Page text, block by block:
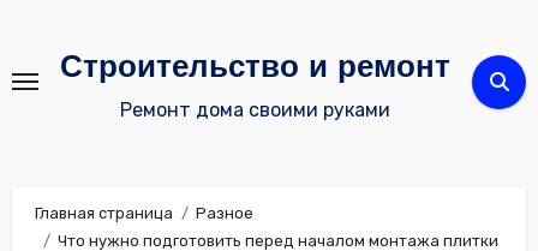
содержимому
Строительство и ремонт
Ремонт дома своими руками
Главная страница
Разное
Что нужно подготовить перед началом монтажа плитки